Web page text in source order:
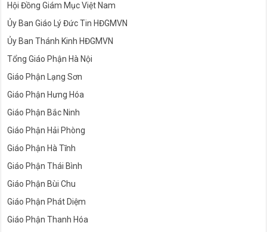
Hội Đồng Giám Mục Việt Nam
Ủy Ban Giáo Lý Đức Tin HĐGMVN
Ủy Ban Thánh Kinh HĐGMVN
Tổng Giáo Phận Hà Nội
Giáo Phận Lạng Sơn
Giáo Phận Hưng Hóa
Giáo Phận Bắc Ninh
Giáo Phận Hải Phòng
Giáo Phận Hà Tĩnh
Giáo Phận Thái Bình
Giáo Phận Bùi Chu
Giáo Phận Phát Diệm
Giáo Phận Thanh Hóa